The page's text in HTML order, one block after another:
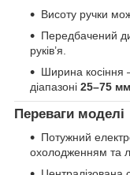
Висоту ручки
Передбачений
руків’я.
Ширина косіння
діапазоні 25–75 мм
Переваги моделі
Потужний
охолодженням та